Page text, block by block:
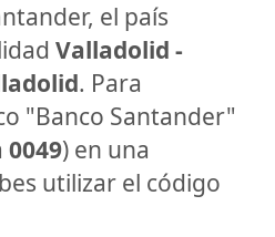
el país
Valladolid -
. Para
"Banco Santander"
0049) en una
utilizar el código